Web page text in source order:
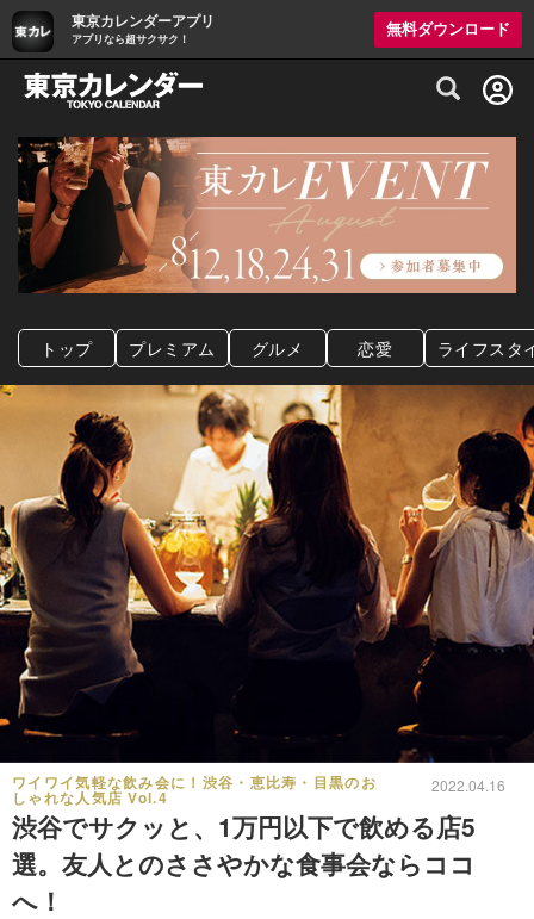
東京カレンダーアプリ
アプリなら超サクサク！
無料ダウンロード
グルメ情報・プレミアムレストラン予約
トップ プレミアム グルメ 恋愛 ライフスタ
ワイワイ気軽な飲み会に！渋谷・恵比寿・目黒のお
しゃれな人気店 Vol.4
2022.04.16
渋谷でサクッと、1万円以下で飲める店5
選。友人とのささやかな食事会ならココ
へ！